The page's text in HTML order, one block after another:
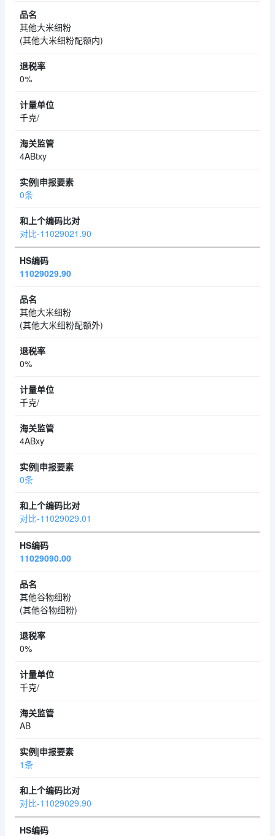
其他大米细粉
(其他大米细粉配额内)
0%
千克/
4ABtxy
0条
对比-11029021.90
11029029.90
其他大米细粉
(其他大米细粉配额外)
0%
千克/
4ABxy
0条
对比-11029029.01
11029090.00
其他谷物细粉
(其他谷物细粉)
0%
千克/
AB
1条
对比-11029029.90